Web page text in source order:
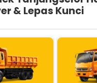
& Lepas Kunci